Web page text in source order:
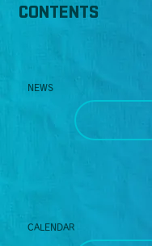
CONTENTS
NEWS
CALENDAR